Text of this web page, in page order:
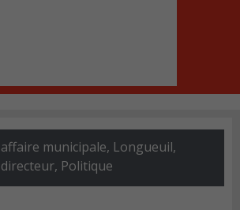
affaire municipale, Longueuil,
directeur, Politique